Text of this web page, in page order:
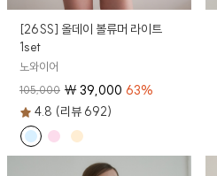
[26SS] 올데이 볼류머 라이트
1set
노와이어
105,000 ₩39,000 63%
4.8 (리뷰 692)